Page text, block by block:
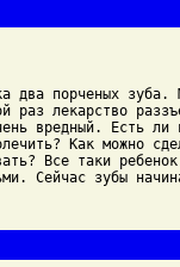
два порченых зуба.
раз лекарство
вредный. Есть ли
Как можно
Все таки
Сейчас зубы